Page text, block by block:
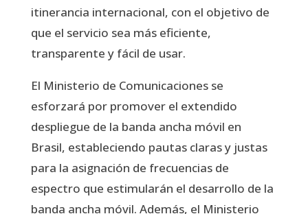
itinerancia internacional, con el objetivo de
que el servicio sea más eficiente,
transparente y fácil de usar.
El Ministerio de Comunicaciones se
esforzará por promover el extendido
despliegue de la banda ancha móvil en
Brasil, estableciendo pautas claras y justas
para la asignación de frecuencias de
espectro que estimularán el desarrollo de la
banda ancha móvil. Además, el Ministerio